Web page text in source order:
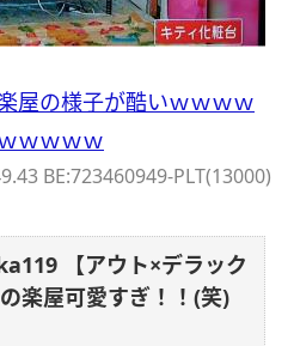
屋の様子が酷いｗｗｗｗ
ｗｗｗｗ
BE:723460949-PLT(13000)
【アウト×デラック
楽屋可愛すぎ！！(笑)